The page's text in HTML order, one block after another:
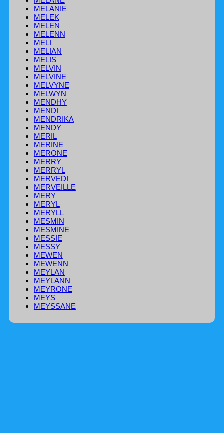
MELANIE
MELEK
MELEN
MELENN
MELI
MELIAN
MELIS
MELVIN
MELVINE
MELVYNE
MELWYN
MENDHY
MENDI
MENDRIKA
MENDY
MERIL
MERINE
MERONE
MERRY
MERRYL
MERVEDI
MERVEILLE
MERY
MERYL
MERYLL
MESMIN
MESMINE
MESSIE
MESSY
MEWEN
MEWENN
MEYLAN
MEYLANN
MEYRONE
MEYS
MEYSSANE